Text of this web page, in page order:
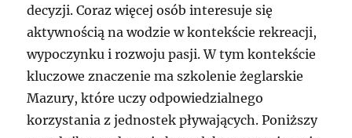
decyzji. Coraz więcej osób interesuje się
aktywnością na wodzie w kontekście rekreacji,
wypoczynku i rozwoju pasji. W tym kontekście
kluczowe znaczenie ma szkolenie żeglarskie
Mazury, które uczy odpowiedzialnego
korzystania z jednostek pływających. Poniższy